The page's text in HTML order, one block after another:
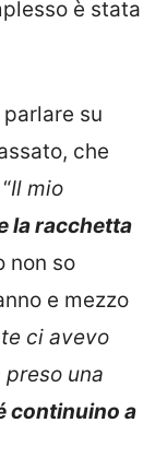
è stata
su
che
Il mio
la racchetta
non so
e mezzo
ci avevo
una
continuino a